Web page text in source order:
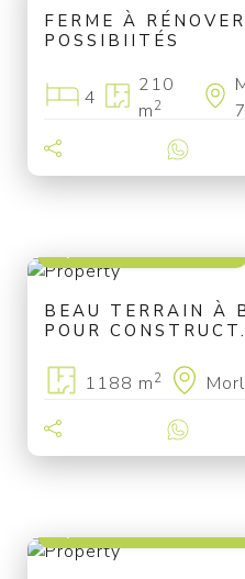
FERME À
POSSIBIITÉS
4
210
m2
BEAU TERRAIN À
POUR
1188 m2